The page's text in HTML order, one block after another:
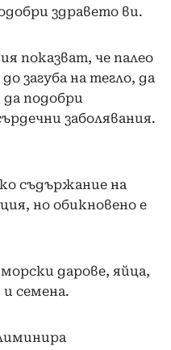
здравето ви.
показват, че палео
загуба на тегло, да
подобри
заболявания.
съдържание на
но обикновено е
дарове, яйца,
и семена.